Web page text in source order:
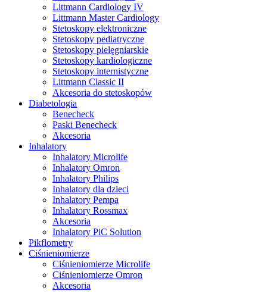
Littmann Cardiology IV
Littmann Master Cardiology
Stetoskopy elektroniczne
Stetoskopy pediatryczne
Stetoskopy pielęgniarskie
Stetoskopy kardiologiczne
Stetoskopy internistyczne
Littmann Classic II
Akcesoria do stetoskopów
Diabetologia
Benecheck
Paski Benecheck
Akcesoria
Inhalatory
Inhalatory Microlife
Inhalatory Omron
Inhalatory Philips
Inhalatory dla dzieci
Inhalatory Pempa
Inhalatory Rossmax
Akcesoria
Inhalatory PiC Solution
Pikflometry
Ciśnieniomierze
Ciśnieniomierze Microlife
Ciśnieniomierze Omron
Akcesoria